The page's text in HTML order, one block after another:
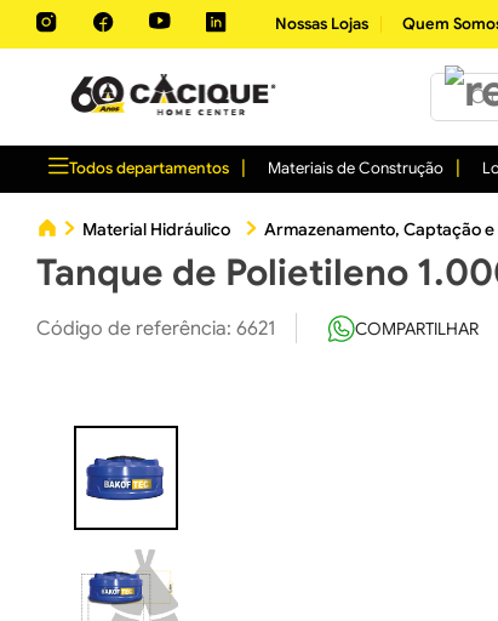
Nossas Lojas Quem
O que
Todos departamentos Materiais de Construção
Material Hidráulico Armazenamento, Captação
Tanque de Polietileno
Código de referência: 6621